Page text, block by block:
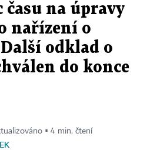
času na úpravy
nařízení o
odklad o
do konce
▪ 4 min. čtení